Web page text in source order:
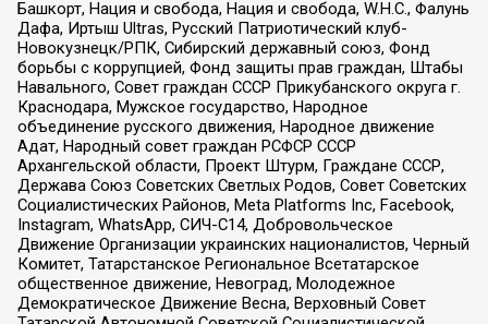
Башкорт, Нация и свобода, Нация и свобода, W.H.С., Фалунь
Дафа, Иртыш Ultras, Русский Патриотический клуб-
Новокузнецк/РПК, Сибирский державный союз, Фонд
борьбы с коррупцией, Фонд защиты прав граждан, Штабы
Навального, Совет граждан СССР Прикубанского округа г.
Краснодара, Мужское государство, Народное
объединение русского движения, Народное движение
Адат, Народный совет граждан РСФСР СССР
Архангельской области, Проект Штурм, Граждане СССР,
Держава Союз Советских Светлых Родов, Совет Советских
Социалистических Районов, Meta Platforms Inc, Facebook,
Instagram, WhatsApp, СИЧ-С14, Добровольческое
Движение Организации украинских националистов, Черный
Комитет, Татарстанское Региональное Всетатарское
общественное движение, Невоград, Молодежное
Демократическое Движение Весна, Верховный Совет